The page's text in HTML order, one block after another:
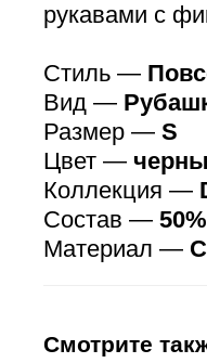
рукавами с
Стиль —
Вид —
Размер — S
Цвет —
Коллекция —
Состав —
Материал —
Смотрите